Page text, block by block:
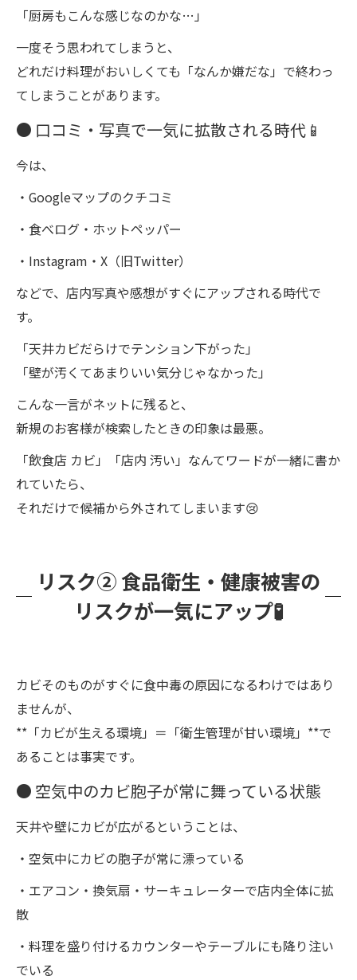
「厨房もこんな感じなのかな…」
一度そう思われてしまうと、
どれだけ料理がおいしくても「なんか嫌だな」で終わっ
てしまうことがあります。
● 口コミ・写真で一気に拡散される時代📱
今は、
・Googleマップのクチコミ
・食べログ・ホットペッパー
・Instagram・X（旧Twitter）
などで、店内写真や感想がすぐにアップされる時代で
す。
「天井カビだらけでテンション下がった」
「壁が汚くてあまりいい気分じゃなかった」
こんな一言がネットに残ると、
新規のお客様が検索したときの印象は最悪。
「飲食店 カビ」「店内 汚い」なんてワードが一緒に書か
れていたら、
それだけで候補から外されてしまいます😢
リスク② 食品衛生・健康被害の
リスクが一気にアップ🧪
カビそのものがすぐに食中毒の原因になるわけではあり
ませんが、
**「カビが生える環境」＝「衛生管理が甘い環境」**で
あることは事実です。
● 空気中のカビ胞子が常に舞っている状態
天井や壁にカビが広がるということは、
・空気中にカビの胞子が常に漂っている
・エアコン・換気扇・サーキュレーターで店内全体に拡
散
・料理を盛り付けるカウンターやテーブルにも降り注い
でいる